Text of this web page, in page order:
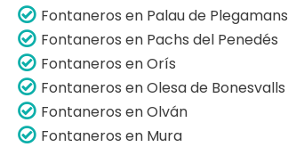
Fontaneros en Palau de Plegamans
Fontaneros en Pachs del Penedés
Fontaneros en Orís
Fontaneros en Olesa de Bonesvalls
Fontaneros en Olván
Fontaneros en Mura